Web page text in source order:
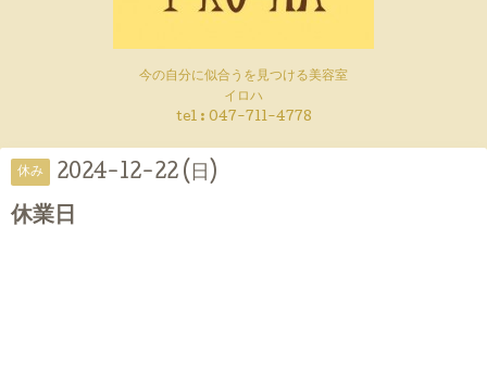
今の自分に似合うを見つける美容室
イロハ
tel : 047-711-4778
休み 2024-12-22 (日)
休業日